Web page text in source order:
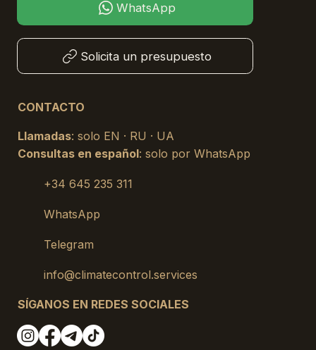
WhatsApp
Solicita un presupuesto
CONTACTO
Llamadas: solo EN · RU · UA
Consultas en español: solo por WhatsApp
+34 645 235 311
WhatsApp
Telegram
info@climatecontrol.services
SÍGANOS EN REDES SOCIALES